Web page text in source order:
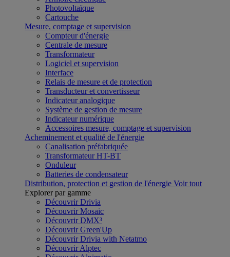
Photovoltaïque
Cartouche
Mesure, comptage et supervision
Compteur d'énergie
Centrale de mesure
Transformateur
Logiciel et supervision
Interface
Relais de mesure et de protection
Transducteur et convertisseur
Indicateur analogique
Système de gestion de mesure
Indicateur numérique
Accessoires mesure, comptage et supervision
Acheminement et qualité de l'énergie
Canalisation préfabriquée
Transformateur HT-BT
Onduleur
Batteries de condensateur
Distribution, protection et gestion de l'énergie Voir tout
Explorer par gamme
Découvrir Drivia
Découvrir Mosaic
Découvrir DMX³
Découvrir Green'Up
Découvrir Drivia with Netatmo
Découvrir Alptec